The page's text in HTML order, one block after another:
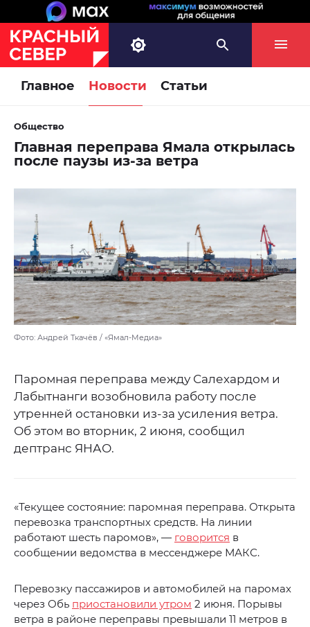
Главное Новости Статьи
Общество
Главная переправа Ямала открылась
после паузы из-за ветра
Фото: Андрей Ткачёв / «Ямал-Медиа»
Паромная переправа между Салехардом и
Лабытнанги возобновила работу после
утренней остановки из-за усиления ветра.
Об этом во вторник, 2 июня, сообщил
дептранс ЯНАО.
«Текущее состояние: паромная переправа. Открыта
перевозка транспортных средств. На линии
работают шесть паромов», — говорится в
сообщении ведомства в мессенджере МАКС.
Перевозку пассажиров и автомобилей на паромах
через Обь приостановили утром 2 июня. Порывы
ветра в районе переправы превышали 11 метров в